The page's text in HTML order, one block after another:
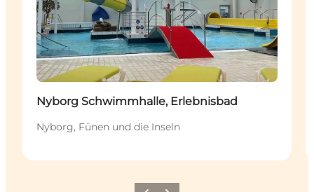
Nyborg Schwimmhalle, Erlebnisbad
Nyborg, Fünen und die Inseln